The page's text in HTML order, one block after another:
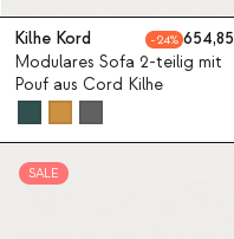
Kilhe Kord 24
654,85
Modulares Sofa 2-teilig mit
Pouf aus Cord Kilhe
SALE